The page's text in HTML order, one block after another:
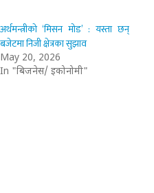
अर्थमन्त्रीको ‘मिसन मोड’ : यस्ता छन्
बजेटमा निजी क्षेत्रका सुझाव
May 20, 2026
In "बिजनेस/ इकोनोमी"